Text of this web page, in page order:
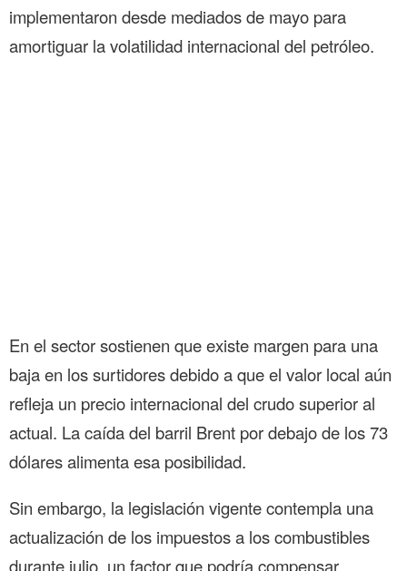
implementaron desde mediados de mayo para
amortiguar la volatilidad internacional del petróleo.
En el sector sostienen que existe margen para una
baja en los surtidores debido a que el valor local aún
refleja un precio internacional del crudo superior al
actual. La caída del barril Brent por debajo de los 73
dólares alimenta esa posibilidad.
Sin embargo, la legislación vigente contempla una
actualización de los impuestos a los combustibles
durante julio, un factor que podría compensar